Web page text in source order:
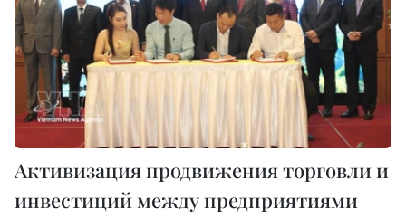
Активизация продвижения торговли и
инвестиций между предприятиями